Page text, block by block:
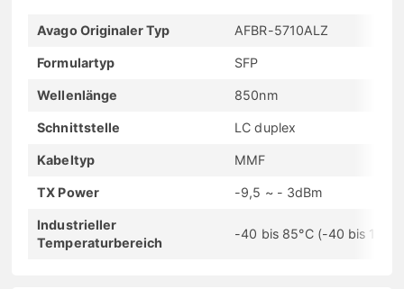
Avago Originaler Typ AFBR-5710ALZ
Formulartyp SFP
Wellenlänge 850nm
Schnittstelle LC duplex
Kabeltyp MMF
TX Power -9,5 ~ - 3dBm
Industrieller
Temperaturbereich
-40 bis 85°C (-40 bis